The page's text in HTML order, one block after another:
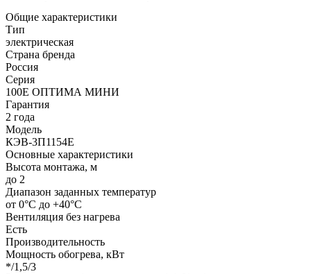
Общие характеристики
Тип
электрическая
Страна бренда
Россия
Серия
100Е ОПТИМА МИНИ
Гарантия
2 года
Модель
КЭВ-3П1154Е
Основные характеристики
Высота монтажа, м
до 2
Диапазон заданных температур
от 0°С до +40°С
Вентиляция без нагрева
Есть
Производительность
Мощность обогрева, кВт
*/1,5/3